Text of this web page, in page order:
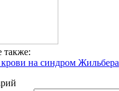
также:
на синдром Жильбера